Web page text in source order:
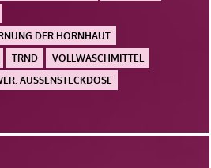
DER HORNHAUT
TRND
VOLLWASCHMITTEL
AUSSENSTECKDOSE